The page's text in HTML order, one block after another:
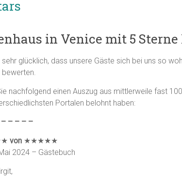
in Venice mit 5
sehr glücklich, dass unsere Gäste sich bei uns so
bewerten.
nachfolgend einen Auszug aus mittlerweile fast
Portalen belohnt haben:
– – – –
von ★★★★★
2024 – Gästebuch